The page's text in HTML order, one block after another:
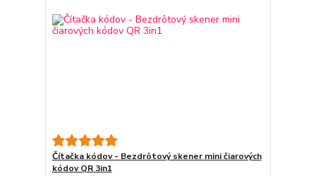
Čítačka kódov - Bezdrôtový skener mini čiarových
kódov QR 3in1